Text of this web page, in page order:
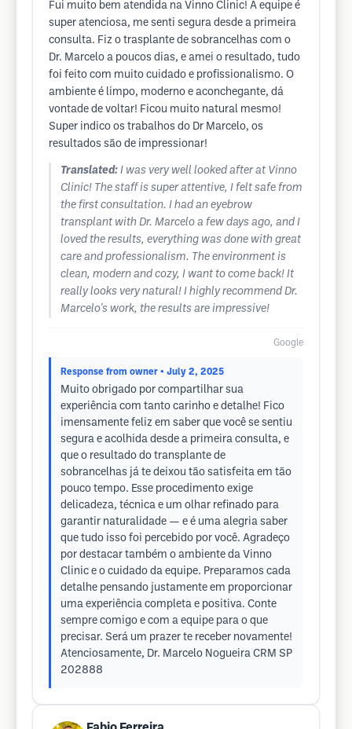
Fui muito bem atendida na Vinno Clinic! A equipe é
super atenciosa, me senti segura desde a primeira
consulta. Fiz o trasplante de sobrancelhas com o
Dr. Marcelo a poucos dias, e amei o resultado, tudo
foi feito com muito cuidado e profissionalismo. O
ambiente é limpo, moderno e aconchegante, dá
vontade de voltar! Ficou muito natural mesmo!
Super indico os trabalhos do Dr Marcelo, os
resultados são de impressionar!
Translated: I was very well looked after at Vinno
Clinic! The staff is super attentive, I felt safe from
the first consultation. I had an eyebrow
transplant with Dr. Marcelo a few days ago, and I
loved the results, everything was done with great
care and professionalism. The environment is
clean, modern and cozy, I want to come back! It
really looks very natural! I highly recommend Dr.
Marcelo's work, the results are impressive!
Google
Response from owner • July 2, 2025
Muito obrigado por compartilhar sua
experiência com tanto carinho e detalhe! Fico
imensamente feliz em saber que você se sentiu
segura e acolhida desde a primeira consulta, e
que o resultado do transplante de
sobrancelhas já te deixou tão satisfeita em tão
pouco tempo. Esse procedimento exige
delicadeza, técnica e um olhar refinado para
garantir naturalidade — e é uma alegria saber
que tudo isso foi percebido por você. Agradeço
por destacar também o ambiente da Vinno
Clinic e o cuidado da equipe. Preparamos cada
detalhe pensando justamente em proporcionar
uma experiência completa e positiva. Conte
sempre comigo e com a equipe para o que
precisar. Será um prazer te receber novamente!
Atenciosamente, Dr. Marcelo Nogueira CRM SP
202888